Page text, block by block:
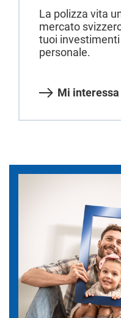
La polizza vita
mercato
tuoi
personale.
Mi interessa